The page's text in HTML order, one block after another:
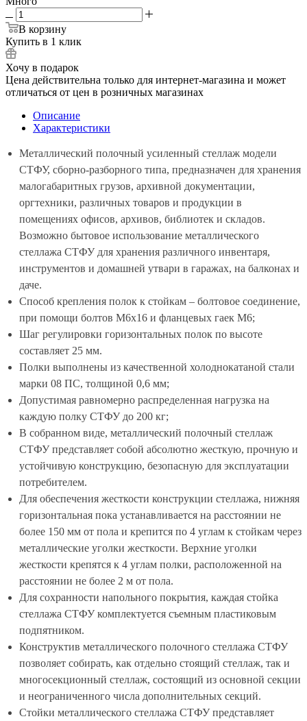
В корзину
Купить в 1 клик
Хочу в подарок
Цена действительна только для интернет-магазина и может
отличаться от цен в розничных магазинах
Описание
Характеристики
Металлический полочный усиленный стеллаж модели
СТФУ, сборно-разборного типа, предназначен для хранения
малогабаритных грузов, архивной документации,
оргтехники, различных товаров и продукции в
помещениях офисов, архивов, библиотек и складов.
Возможно бытовое использование металлического
стеллажа СТФУ для хранения различного инвентаря,
инструментов и домашней утвари в гаражах, на балконах и
даче.
Способ крепления полок к стойкам – болтовое соединение,
при помощи болтов М6х16 и фланцевых гаек М6;
Шаг регулировки горизонтальных полок по высоте
составляет 25 мм.
Полки выполнены из качественной холоднокатаной стали
марки 08 ПС, толщиной 0,6 мм;
Допустимая равномерно распределенная нагрузка на
каждую полку СТФУ до 200 кг;
В собранном виде, металлический полочный стеллаж
СТФУ представляет собой абсолютно жесткую, прочную и
устойчивую конструкцию, безопасную для эксплуатации
потребителем.
Для обеспечения жесткости конструкции стеллажа, нижняя
горизонтальная пока устанавливается на расстоянии не
более 150 мм от пола и крепится по 4 углам к стойкам через
металлические уголки жесткости. Верхние уголки
жесткости крепятся к 4 углам полки, расположенной на
расстоянии не более 2 м от пола.
Для сохранности напольного покрытия, каждая стойка
стеллажа СТФУ комплектуется съемным пластиковым
подпятником.
Конструктив металлического полочного стеллажа СТФУ
позволяет собирать, как отдельно стоящий стеллаж, так и
многосекционный стеллаж, состоящий из основной секции
и неограниченного числа дополнительных секций.
Стойки металлического стеллажа СТФУ представляет